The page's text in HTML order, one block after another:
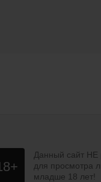
Данный сайт НЕ
для просмотра
младше 18 лет!